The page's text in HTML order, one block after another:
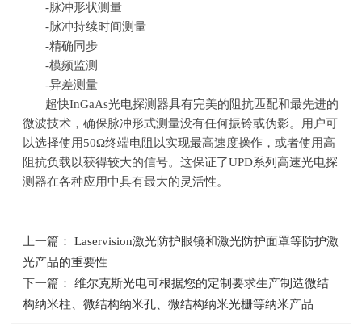
-脉冲形状测量
-脉冲持续时间测量
-精确同步
-模频监测
-异差测量
超快InGaAs光电探测器具有完美的阻抗匹配和最先进的
微波技术，确保脉冲形式测量没有任何振铃或伪影。用户可
以选择使用50Ω终端电阻以实现最高速度操作，或者使用高
阻抗负载以获得较大的信号。这保证了UPD系列高速光电探
测器在各种应用中具有最大的灵活性。
上一篇： Laservision激光防护眼镜和激光防护面罩等防护激
光产品的重要性
下一篇： 维尔克斯光电可根据您的定制要求生产制造微结
构纳米柱、微结构纳米孔、微结构纳米光栅等纳米产品